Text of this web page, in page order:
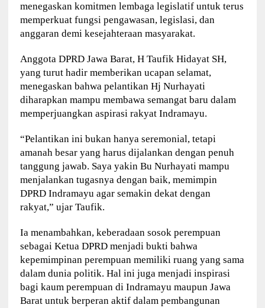
menegaskan komitmen lembaga legislatif untuk terus
memperkuat fungsi pengawasan, legislasi, dan
anggaran demi kesejahteraan masyarakat.
Anggota DPRD Jawa Barat, H Taufik Hidayat SH,
yang turut hadir memberikan ucapan selamat,
menegaskan bahwa pelantikan Hj Nurhayati
diharapkan mampu membawa semangat baru dalam
memperjuangkan aspirasi rakyat Indramayu.
“Pelantikan ini bukan hanya seremonial, tetapi
amanah besar yang harus dijalankan dengan penuh
tanggung jawab. Saya yakin Bu Nurhayati mampu
menjalankan tugasnya dengan baik, memimpin
DPRD Indramayu agar semakin dekat dengan
rakyat,” ujar Taufik.
Ia menambahkan, keberadaan sosok perempuan
sebagai Ketua DPRD menjadi bukti bahwa
kepemimpinan perempuan memiliki ruang yang sama
dalam dunia politik. Hal ini juga menjadi inspirasi
bagi kaum perempuan di Indramayu maupun Jawa
Barat untuk berperan aktif dalam pembangunan